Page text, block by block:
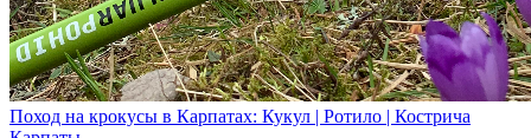
Поход на крокусы в Карпатах: Кукул | Ротило | Кострича